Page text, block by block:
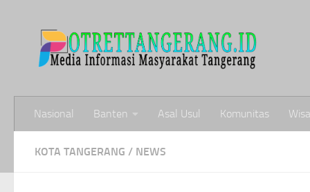
Nasional Banten Asal Usul Komunitas
KOTA TANGERANG / NEWS